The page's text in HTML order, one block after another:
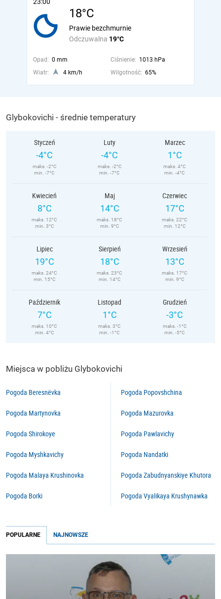
18°C
Odczuwalna 19°C
Prawie bezchmurnie
Opad: 0 mm Ciśnienie: 1013 hPa
Wiatr:
4 km/h Wilgotność: 65%
Glybokovichi - średnie temperatury
Styczeń
-4°C
maks. -2°C
min. -7°C
Luty
-4°C
maks. -2°C
min. -7°C
Marzec
1°C
maks. 4°C
min. -4°C
Kwiecień
8°C
maks. 12°C
min. 3°C
Maj
14°C
maks. 18°C
min. 9°C
Czerwiec
17°C
maks. 22°C
min. 12°C
Lipiec
19°C
maks. 24°C
min. 15°C
Sierpień
18°C
maks. 23°C
min. 14°C
Wrzesień
13°C
maks. 17°C
min. 9°C
Październik
7°C
maks. 10°C
min. 4°C
Listopad
1°C
maks. 3°C
min. -1°C
Grudzień
-3°C
maks. -1°C
min. -5°C
Miejsca w pobliżu Glybokovichi
Pogoda Beresnëvka
Pogoda Martynovka
Pogoda Shirokoye
Pogoda Myshkavichy
Pogoda Malaya Krushinovka
Pogoda Borki
Pogoda Popovshchina
Pogoda Mazurovka
Pogoda Pawlavichy
Pogoda Nandatki
Pogoda Zabudnyanskiye Khutora
Pogoda Vyalikaya Krushynawka
POPULARNE NAJNOWSZE